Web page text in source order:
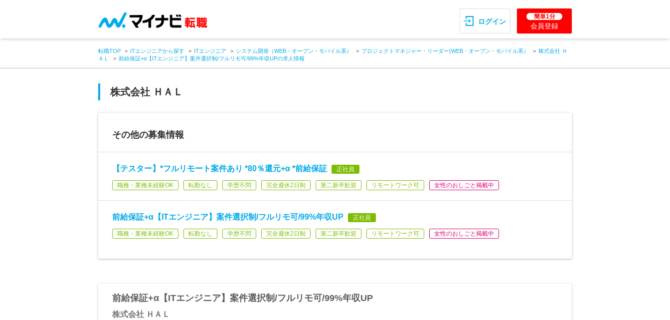
ログイン
簡単1分
会員登録
転職TOP ITエンジニアから探す ITエンジニア システム開発（WEB・オープン・モバイル系） プロジェクトマネジャー・リーダー(WEB・オープン・モバイル系）
株式会社 Ｈ
ＡＬ
前給保証+α【ITエンジニア】案件選択制/フルリモ可/99%年収UPの求人情報
株式会社 ＨＡＬ
その他の募集情報
【テスター】*フルリモート案件あり *80％還元+α *前給保証 正社員
職種・業種未経験OK 転勤なし 学歴不問 完全週休2日制 第二新卒歓迎 リモートワーク可 女性のおしごと掲載中
前給保証+α【ITエンジニア】案件選択制/フルリモ可/99%年収UP 正社員
職種・業種未経験OK 転勤なし 学歴不問 完全週休2日制 第二新卒歓迎 リモートワーク可 女性のおしごと掲載中
前給保証+α【ITエンジニア】案件選択制/フルリモ可/99%年収UP
株式会社 ＨＡＬ